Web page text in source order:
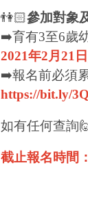
👫🏻參加對象
➡️育有3至6歲
2021年2月21
➡️報名前必須
https://bit.ly/
如有任何查詢
截止報名時間